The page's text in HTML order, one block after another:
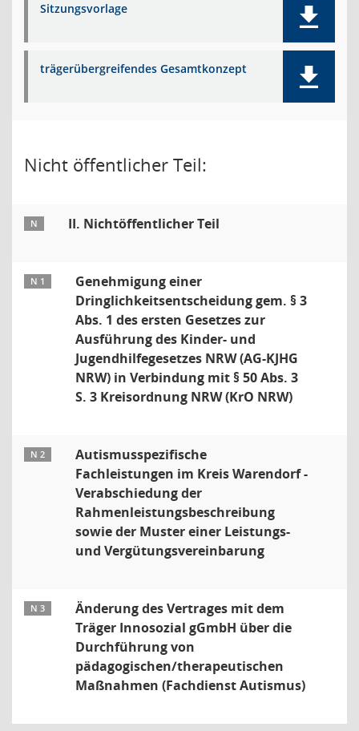
Sitzungsvorlage
trägerübergreifendes Gesamtkonzept
Nicht öffentlicher Teil:
N II. Nichtöffentlicher Teil
N 1
Genehmigung einer
Dringlichkeitsentscheidung gem. § 3
Abs. 1 des ersten Gesetzes zur
Ausführung des Kinder- und
Jugendhilfegesetzes NRW (AG-KJHG
NRW) in Verbindung mit § 50 Abs. 3
S. 3 Kreisordnung NRW (KrO NRW)
N 2
Autismusspezifische
Fachleistungen im Kreis Warendorf -
Verabschiedung der
Rahmenleistungsbeschreibung
sowie der Muster einer Leistungs-
und Vergütungsvereinbarung
N 3
Änderung des Vertrages mit dem
Träger Innosozial gGmbH über die
Durchführung von
pädagogischen/therapeutischen
Maßnahmen (Fachdienst Autismus)